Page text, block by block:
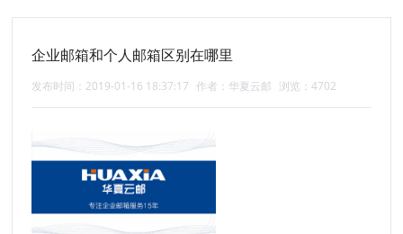
企业邮箱和个人邮箱区别在哪里
发布时间：2019-01-16 18:37:17 作者：华夏云邮 浏览：4702